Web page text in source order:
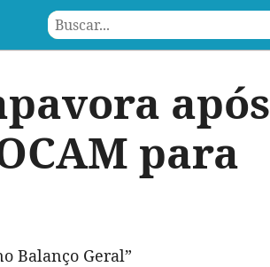
após
para
Balanço Geral”